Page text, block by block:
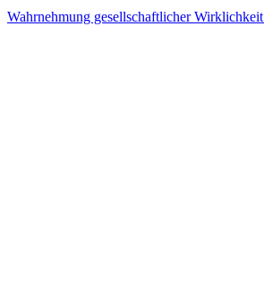
Wahrnehmung gesellschaftlicher Wirklichkeit